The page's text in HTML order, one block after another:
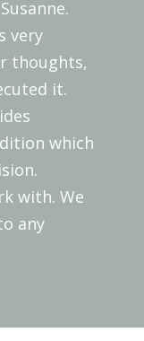
very
thoughts,
it.
which
with. We
any